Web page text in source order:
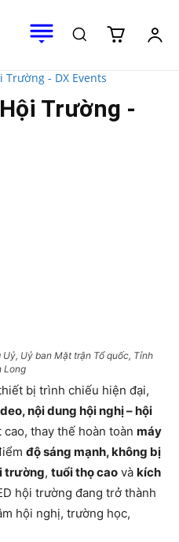
Trường - DX Events
Trường -
Uỷ ban Mặt trận Tổ quốc, Tỉnh
Long
bị trình chiếu hiện đại,
nội dung hội nghị – hội
thay thế hoàn toàn máy
độ sáng mạnh, không bị
trường, tuổi thọ cao và kích
hội trường đang trở thành
hội nghị, trường học,